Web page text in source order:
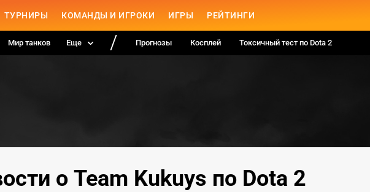
ТУРНИРЫ КОМАНДЫ И ИГРОКИ ИГРЫ РЕЙТИНГИ
Мир танков Еще Прогнозы Косплей Токсичный тест по Dota 2
о Team Kukuys по Dota 2